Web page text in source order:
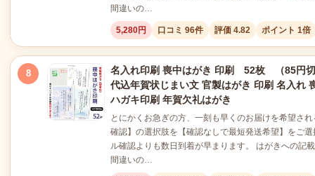
間違いの…
5,280円 口コミ 96件 評価 4.82 ポイント 1倍
8
名入れ印刷 喪中はがき 印刷 52枚 （85円
代込年賀状じまい文 官製はがき 印刷 名入れ
ハガキ印刷 年賀欠礼はがき
とにかくお急ぎの方、一刻も早くのお届けを希望さ
確認】の選択肢を【確認なしで最短発送希望】をご
ル確認よりも数日到着が早まります。 はがきへの記
間違いの…